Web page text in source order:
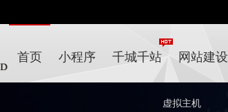
首页 小程序 千城千站 网站建设
虚拟主机